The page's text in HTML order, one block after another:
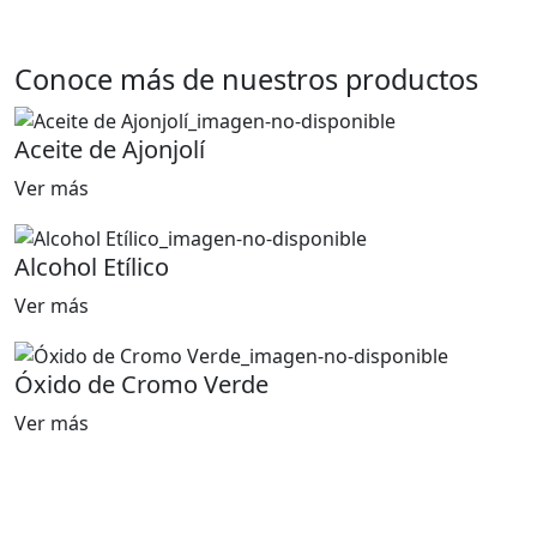
Conoce más de nuestros productos
Aceite de Ajonjolí
Ver más
Alcohol Etílico
Ver más
Óxido de Cromo Verde
Ver más